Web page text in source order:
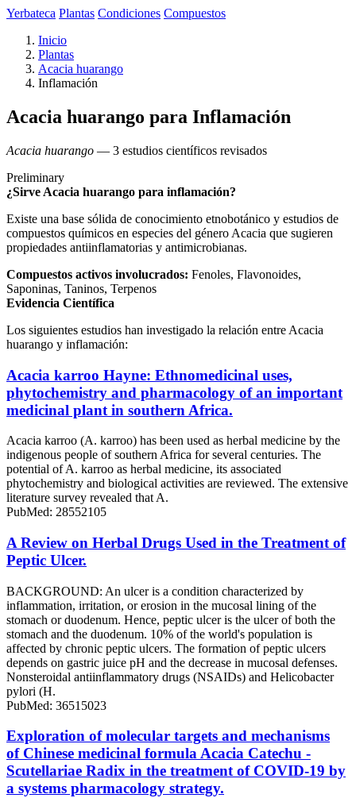
Yerbateca Plantas Condiciones Compuestos
Inicio
Plantas
Acacia huarango
Inflamación
Acacia huarango para Inflamación
Acacia huarango — 3 estudios científicos revisados
Preliminary
¿Sirve Acacia huarango para inflamación?
Existe una base sólida de conocimiento etnobotánico y estudios de
compuestos químicos en especies del género Acacia que sugieren
propiedades antiinflamatorias y antimicrobianas.
Compuestos activos involucrados: Fenoles, Flavonoides,
Saponinas, Taninos, Terpenos
Evidencia Científica
Los siguientes estudios han investigado la relación entre Acacia
huarango y inflamación:
Acacia karroo Hayne: Ethnomedicinal uses,
phytochemistry and pharmacology of an important
medicinal plant in southern Africa.
Acacia karroo (A. karroo) has been used as herbal medicine by the
indigenous people of southern Africa for several centuries. The
potential of A. karroo as herbal medicine, its associated
phytochemistry and biological activities are reviewed. The extensive
literature survey revealed that A.
PubMed: 28552105
A Review on Herbal Drugs Used in the Treatment of
Peptic Ulcer.
BACKGROUND: An ulcer is a condition characterized by
inflammation, irritation, or erosion in the mucosal lining of the
stomach or duodenum. Hence, peptic ulcer is the ulcer of both the
stomach and the duodenum. 10% of the world's population is
affected by chronic peptic ulcers. The formation of peptic ulcers
depends on gastric juice pH and the decrease in mucosal defenses.
Nonsteroidal antiinflammatory drugs (NSAIDs) and Helicobacter
pylori (H.
PubMed: 36515023
Exploration of molecular targets and mechanisms
of Chinese medicinal formula Acacia Catechu -
Scutellariae Radix in the treatment of COVID-19 by
a systems pharmacology strategy.